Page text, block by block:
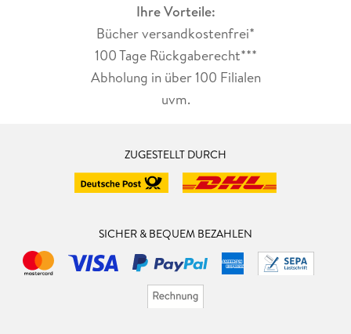
Ihre Vorteile:
Bücher versandkostenfrei*
100 Tage Rückgaberecht***
Abholung in über 100 Filialen
uvm.
ZUGESTELLT DURCH
SICHER & BEQUEM BEZAHLEN